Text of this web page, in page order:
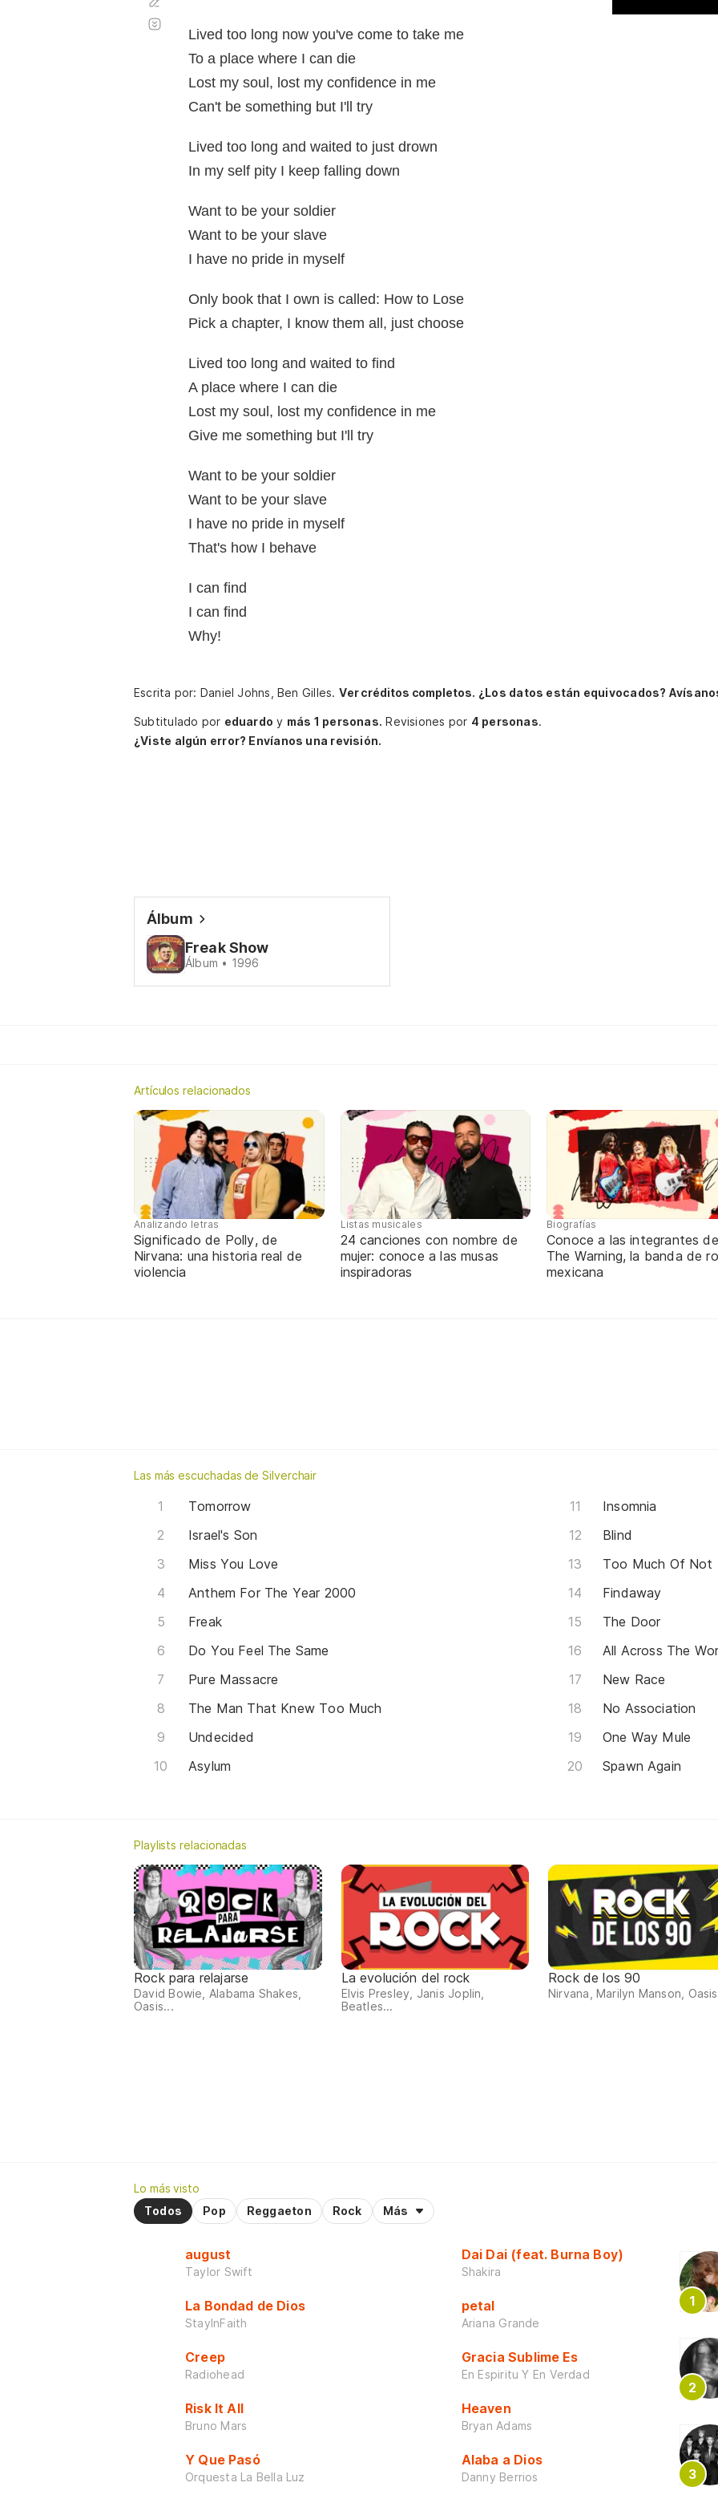
Lived too long now you've come to take me
To a place where I can die
Lost my soul, lost my confidence in me
Can't be something but I'll try
Lived too long and waited to just drown
In my self pity I keep falling down
Want to be your soldier
Want to be your slave
I have no pride in myself
Only book that I own is called: How to Lose
Pick a chapter, I know them all, just choose
Lived too long and waited to find
A place where I can die
Lost my soul, lost my confidence in me
Give me something but I'll try
Want to be your soldier
Want to be your slave
I have no pride in myself
That's how I behave
I can find
I can find
Why!
automático
Escrita por: Daniel Johns, Ben Gilles. Ver créditos completos. ¿Los datos están equivocados?
Subtitulado por eduardo y más 1 personas. Revisiones por 4 personas.
¿Viste algún error? Envíanos una revisión.
Álbum
Freak Show
Álbum • 1996
Artículos relacionados
Analizando letras
Significado de Polly, de
Nirvana: una historia real de
violencia
Listas musicales
24 canciones con nombre de
mujer: conoce a las musas
inspiradoras
Biografías
Conoce a las integrantes de
The Warning, la banda de
mexicana
Las más escuchadas de Silverchair
Tomorrow
Israel's Son
Miss You Love
Anthem For The Year 2000
Freak
Do You Feel The Same
Pure Massacre
The Man That Knew Too Much
Undecided
Asylum
Insomnia
Blind
Too Much Of Not
Findaway
The Door
All Across The
New Race
No Association
One Way Mule
Spawn Again
Playlists relacionadas
Rock para relajarse
David Bowie, Alabama Shakes,
Oasis...
La evolución del rock
Elvis Presley, Janis Joplin,
Beatles...
Rock de los 90
Nirvana, Marilyn Manson,
Lo más visto
Todos
Pop Reggaeton Rock Más
august
Taylor Swift
La Bondad de Dios
StayInFaith
Creep
Radiohead
Risk It All
Bruno Mars
Y Que Pasó
Orquesta La Bella Luz
Dai Dai (feat. Burna Boy)
Shakira
petal
Ariana Grande
Gracia Sublime Es
En Espiritu Y En Verdad
Heaven
Bryan Adams
Alaba a Dios
Danny Berrios